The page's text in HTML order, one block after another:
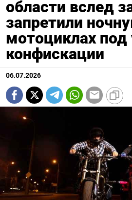
области вслед
запретили
мотоциклах под
конфискации
06.07.2026